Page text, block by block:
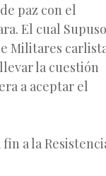
paz con el
El cual
Militares
la cuestión
a aceptar el
a la